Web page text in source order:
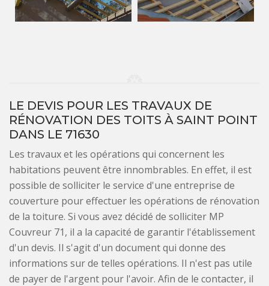
LE DEVIS POUR LES TRAVAUX DE
RÉNOVATION DES TOITS À SAINT POINT
DANS LE 71630
Les travaux et les opérations qui concernent les
habitations peuvent être innombrables. En effet, il est
possible de solliciter le service d'une entreprise de
couverture pour effectuer les opérations de rénovation
de la toiture. Si vous avez décidé de solliciter MP
Couvreur 71, il a la capacité de garantir l'établissement
d'un devis. Il s'agit d'un document qui donne des
informations sur de telles opérations. Il n'est pas utile
de payer de l'argent pour l'avoir. Afin de le contacter, il